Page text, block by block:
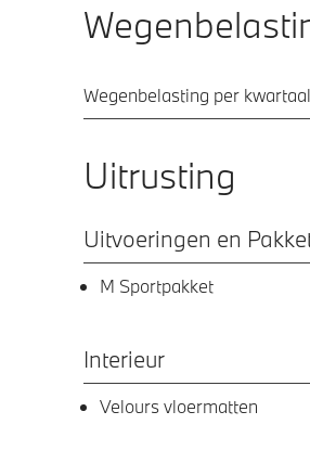
Wegenbelasting per kwartaal
Uitrusting
Uitvoeringen en
M Sportpakket
Interieur
Velours vloermatten